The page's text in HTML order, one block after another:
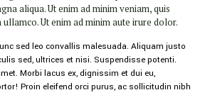
aliqua. Ut enim ad minim veniam, quis
Ut enim ad minim aute irure dolor.
sed leo convallis malesuada. Aliquam justo
sed, ultrices et nisi. Suspendisse potenti.
Morbi lacus ex, dignissim et dui eu,
Proin eleifend orci purus, ac sollicitudin nibh